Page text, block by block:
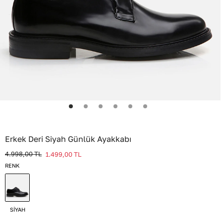
Erkek Deri Siyah Günlük Ayakkabı
4.998,00TL 1.499,00TL
RENK
SİYAH